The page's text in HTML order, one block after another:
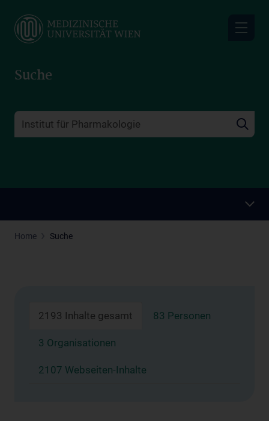
main
Suche
Home Suche
2193 Inhalte gesamt 83 Personen
3 Organisationen
2107 Webseiten-Inhalte